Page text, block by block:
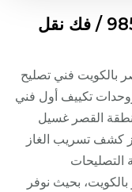
شركة تكييف القصر / 98548488 / فك نقل
فني تصليح
تكييف أول فني
القصر غسيل
كشف تسريب الغاز
التصليحات
بحيث نوفر